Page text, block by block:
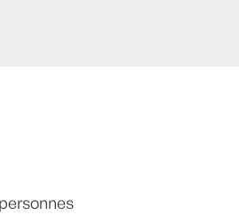
12:55hinEndive